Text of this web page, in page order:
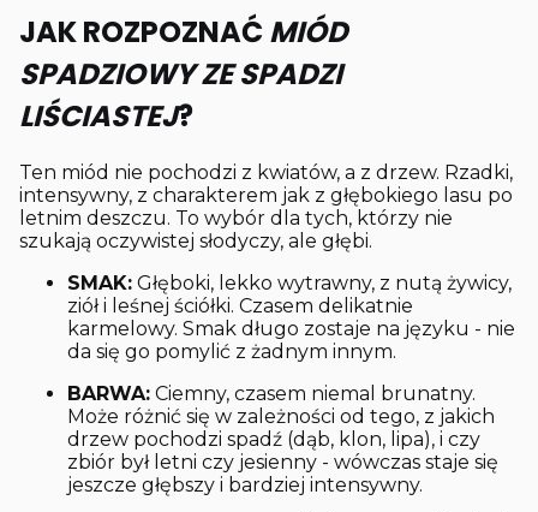
JAK ROZPOZNAĆ MIÓD
SPADZIOWY ZE SPADZI
LIŚCIASTEJ?
Ten miód nie pochodzi z kwiatów, a z drzew. Rzadki,
intensywny, z charakterem jak z głębokiego lasu po
letnim deszczu. To wybór dla tych, którzy nie
szukają oczywistej słodyczy, ale głębi.
SMAK: Głęboki, lekko wytrawny, z nutą żywicy,
ziół i leśnej ściółki. Czasem delikatnie
karmelowy. Smak długo zostaje na języku - nie
da się go pomylić z żadnym innym.
BARWA: Ciemny, czasem niemal brunatny.
Może różnić się w zależności od tego, z jakich
drzew pochodzi spadź (dąb, klon, lipa), i czy
zbiór był letni czy jesienny - wówczas staje się
jeszcze głębszy i bardziej intensywny.